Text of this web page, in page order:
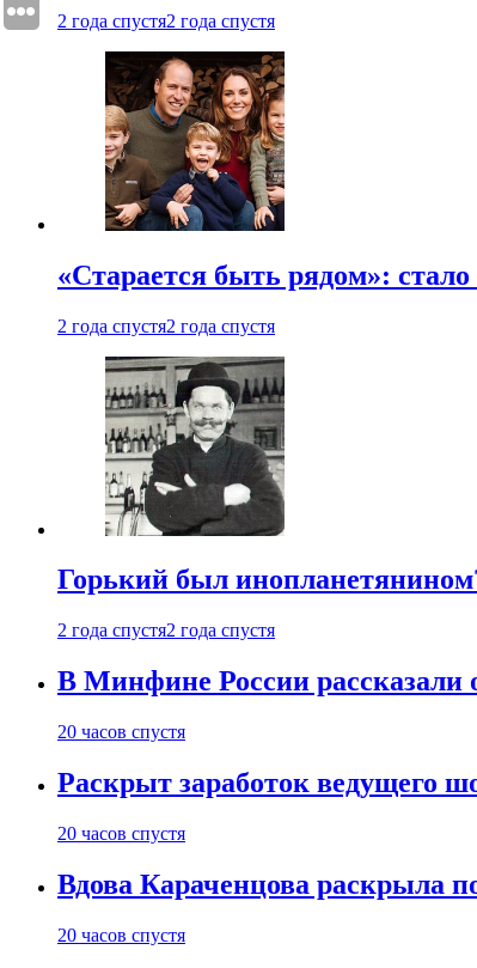
2 года спустя2 года спустя
«Старается быть рядом»:
2 года спустя2 года спустя
Горький был
2 года спустя2 года спустя
В Минфине России рассказали
20 часов спустя
Раскрыт заработок ведущего
20 часов спустя
Вдова Караченцова раскрыла
20 часов спустя